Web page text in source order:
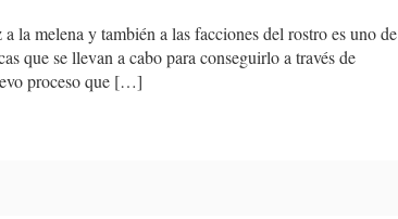
la melena y también a las facciones del rostro es uno de
que se llevan a cabo para conseguirlo a través de
proceso que […]